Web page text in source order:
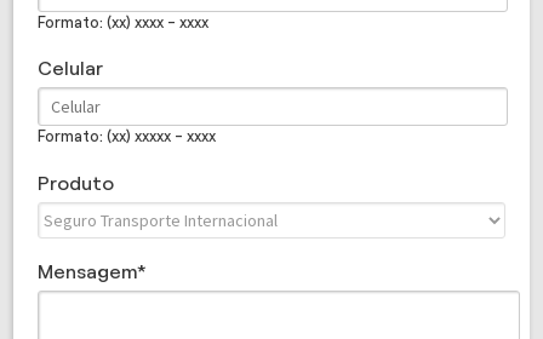
Formato: (xx) xxxx - xxxx
Celular
Formato: (xx) xxxxx - xxxx
Produto
Mensagem